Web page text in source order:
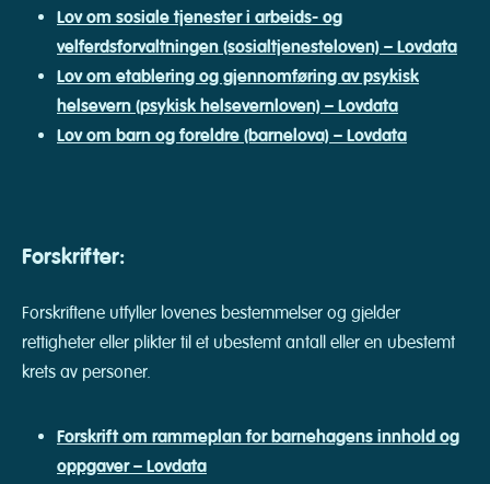
Lov om sosiale tjenester i arbeids- og
velferdsforvaltningen (sosialtjenesteloven) – Lovdata
Lov om etablering og gjennomføring av psykisk
helsevern (psykisk helsevernloven) – Lovdata
Lov om barn og foreldre (barnelova) – Lovdata
Forskrifter:
Forskriftene utfyller lovenes bestemmelser og gjelder
rettigheter eller plikter til et ubestemt antall eller en ubestemt
krets av personer.
Forskrift om rammeplan for barnehagens innhold og
oppgaver – Lovdata